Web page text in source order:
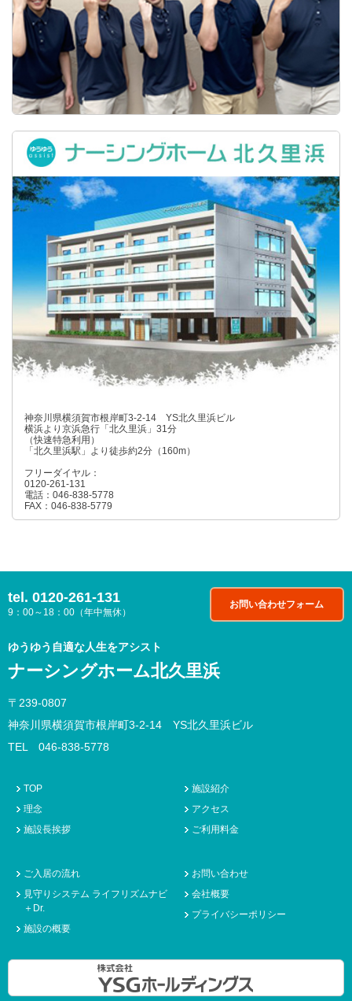
神奈川県横須賀市根岸町3-2-14 YS北久里浜ビル
横浜より京浜急行「北久里浜」31分
（快速特急利用）
「北久里浜駅」より徒歩約2分（160m）
フリーダイヤル：
0120-261-131
電話：046-838-5778
FAX：046-838-5779
お問い合わせフォーム
tel. 0120-261-131
9：00～18：00（年中無休）
ゆうゆう自適な人生をアシスト
ナーシングホーム北久里浜
〒239-0807
神奈川県横須賀市根岸町3-2-14 YS北久里浜ビル
TEL 046-838-5778
TOP
理念
施設長挨拶
施設紹介
アクセス
ご利用料金
ご入居の流れ
見守りシステム ライフリズムナビ
＋Dr.
施設の概要
お問い合わせ
会社概要
プライバシーポリシー